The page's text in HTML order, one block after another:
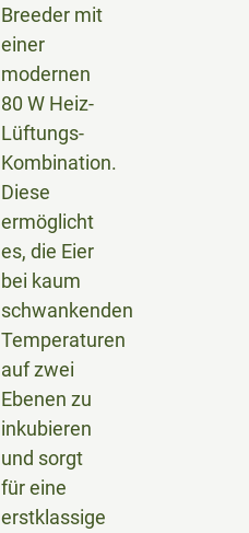
Breeder mit
einer
modernen
80 W Heiz-
Lüftungs-
Kombination.
Diese
ermöglicht
es, die Eier
bei kaum
schwankenden
Temperaturen
auf zwei
Ebenen zu
inkubieren
und sorgt
für eine
erstklassige